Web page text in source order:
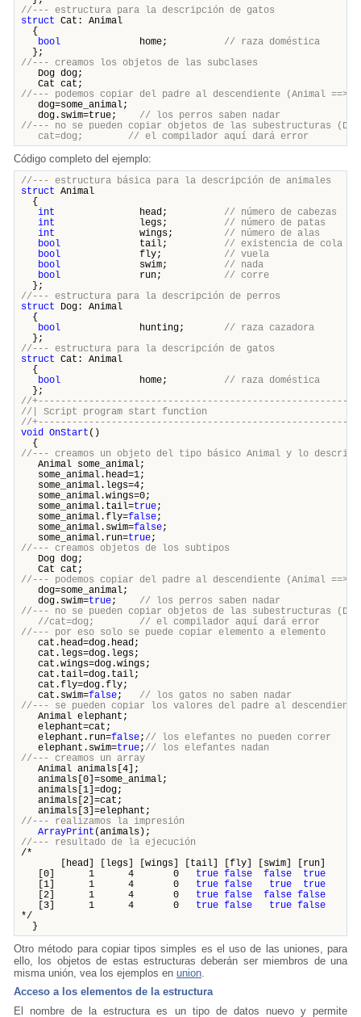
//--- estructura para la descripción de gatos
struct Cat: Animal
{
bool home; // raza doméstica
};
//--- creamos los objetos de las subclases
Dog dog;
Cat cat;
//--- podemos copiar del padre al descendiente (Animal ==>
dog=some_animal;
dog.swim=true; // los perros saben nadar
//--- no se pueden copiar objetos de las subestructuras
cat=dog; // el compilador aquí dará error
Código completo del ejemplo:
//--- estructura básica para la descripción de animales
struct Animal
{
int head; // número de cabezas
int legs; // número de patas
int wings; // número de alas
bool tail; // existencia de cola
bool fly; // vuela
bool swim; // nada
bool run; // corre
};
//--- estructura para la descripción de perros
struct Dog: Animal
{
bool hunting; // raza cazadora
};
//--- estructura para la descripción de gatos
struct Cat: Animal
{
bool home; // raza doméstica
};
//
//| Script program start
//
void OnStart ()
{
//--- creamos un objeto del tipo básico Animal y lo
Animal some_animal;
some_animal.head=1;
some_animal.legs=4;
some_animal.wings=0;
some_animal.tail=true;
some_animal.fly=false;
some_animal.swim=false;
some_animal.run=true;
//--- creamos objetos de los subtipos
Dog dog;
Cat cat;
//--- podemos copiar del padre al descendiente (Animal ==>
dog=some_animal;
dog.swim=true; // los perros saben nadar
//--- no se pueden copiar objetos de las subestructuras
//cat=dog; // el compilador aquí dará error
//--- por eso solo se puede copiar elemento a elemento
cat.head=dog.head;
cat.legs=dog.legs;
cat.wings=dog.wings;
cat.tail=dog.tail;
cat.fly=dog.fly;
cat.swim=false; // los gatos no saben nadar
//--- se pueden copiar los valores del padre al descendiente
Animal elephant;
elephant=cat;
elephant.run=false; // los elefantes no pueden correr
elephant.swim=true; // los elefantes nadan
//--- creamos un array
Animal animals[4];
animals[0]=some_animal;
animals[1]=dog;
animals[2]=cat;
animals[3]=elephant;
//--- realizamos la impresión
ArrayPrint (animals);
//--- resultado de la ejecución
/*
[head] [legs] [wings] [tail] [fly] [swim] [run]
[0] 1 4 0 true false false
true
[1] 1 4 0 true false true
true
[2] 1 4 0 true false false false
[3] 1 4 0 true false true false
*/
}
Otro método para copiar tipos simples es el uso de las uniones, para
ello, los objetos de estas estructuras deberán ser miembros de una
misma unión, vea los ejemplos en union.
Acceso a los elementos de la estructura
El nombre de la estructura es un tipo de datos nuevo y permite